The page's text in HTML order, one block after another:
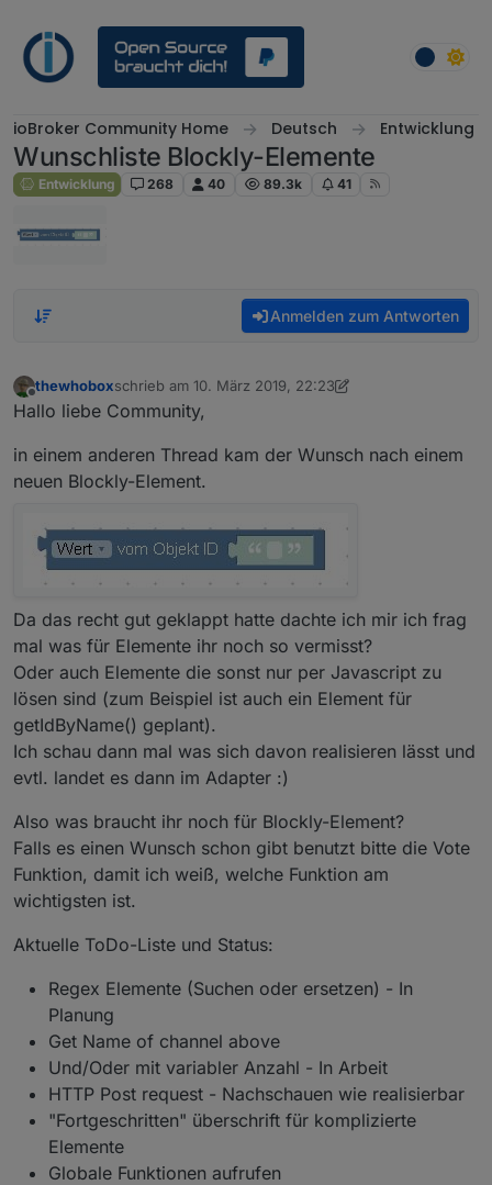
ioBroker Community Home Deutsch Entwicklung
Wunschliste Blockly-Elemente
Entwicklung 268 40 89.3k 41
Anmelden zum Antworten
Offline
thewhoboxschrieb am 10. März 2019, 22:23
zuletzt editiert von thewhobox5. Juni 2019, 09:02
Hallo liebe Community,
in einem anderen Thread kam der Wunsch nach einem
neuen Blockly-Element.
Da das recht gut geklappt hatte dachte ich mir ich frag
mal was für Elemente ihr noch so vermisst?
Oder auch Elemente die sonst nur per Javascript zu
lösen sind (zum Beispiel ist auch ein Element für
getIdByName() geplant).
Ich schau dann mal was sich davon realisieren lässt und
evtl. landet es dann im Adapter :)
Also was braucht ihr noch für Blockly-Element?
Falls es einen Wunsch schon gibt benutzt bitte die Vote
Funktion, damit ich weiß, welche Funktion am
wichtigsten ist.
Aktuelle ToDo-Liste und Status:
Regex Elemente (Suchen oder ersetzen) - In
Planung
Get Name of channel above
Und/Oder mit variabler Anzahl - In Arbeit
HTTP Post request - Nachschauen wie realisierbar
"Fortgeschritten" überschrift für komplizierte
Elemente
Globale Funktionen aufrufen